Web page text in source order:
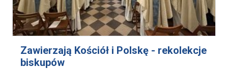
Zawierzają Kościół i Polskę - rekolekcje
biskupów